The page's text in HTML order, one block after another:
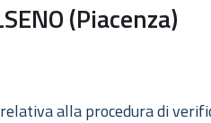
(Piacenza)
alla procedura di